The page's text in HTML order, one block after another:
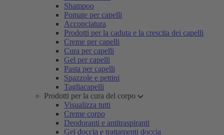
Shampoo
Pomate per capelli
Acconciatura
Prodotti per la caduta e la crescita dei capelli
Creme per capelli
Cura per capelli
Gel per capelli
Pasta per capelli
Spazzole e pettini
Tagliacapelli
Prodotti per la cura del corpo
Visualizza tutti
Creme corpo
Deodoranti e antitraspiranti
Gel doccia e trattamenti doccia